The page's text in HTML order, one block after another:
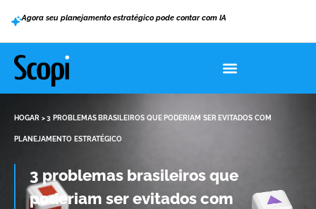
Agora seu planejamento estratégico pode contar com IA
HOGAR >3 PROBLEMAS BRASILEIROS QUE PODERIAM SER EVITADOS COM
PLANEJAMENTO ESTRATÉGICO
3 problemas brasileiros que
poderiam ser evitados com